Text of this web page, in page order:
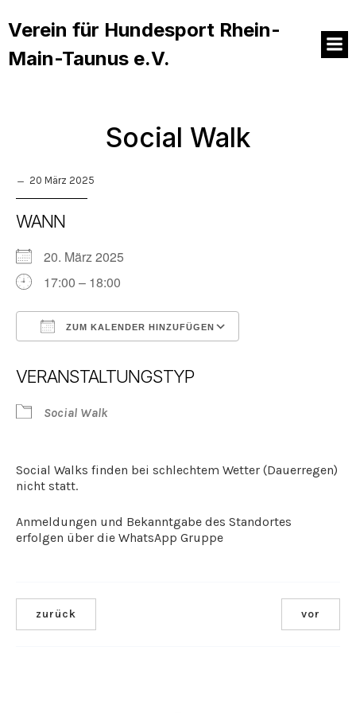
Verein für Hundesport Rhein-
Main-Taunus e.V.
Social Walk
20 März 2025
WANN
20. März 2025
17:00 – 18:00
ZUM KALENDER HINZUFÜGEN
VERANSTALTUNGSTYP
Social Walk
Social Walks finden bei schlechtem Wetter (Dauerregen)
nicht statt.
Anmeldungen und Bekanntgabe des Standortes
erfolgen über die WhatsApp Gruppe
zurück vor